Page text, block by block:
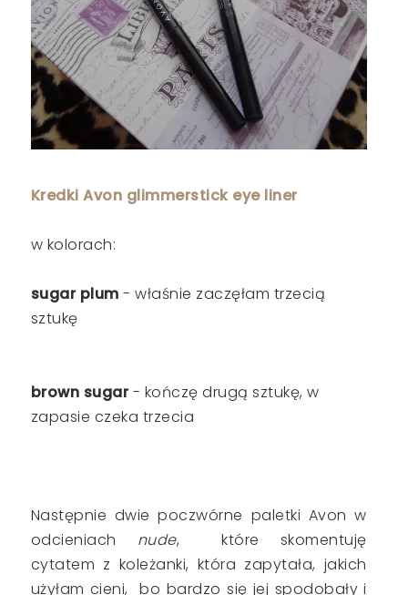
Kredki Avon glimmerstick eye liner
w kolorach:
sugar plum- właśnie zaczęłam trzecią
sztukę
brown sugar- kończę drugą sztukę, w
zapasie czeka trzecia
Następnie dwie poczwórne paletki Avon w
odcieniach nude, które skomentuję
cytatem z koleżanki, która zapytała, jakich
użyłam cieni, bo bardzo się jej spodobały i